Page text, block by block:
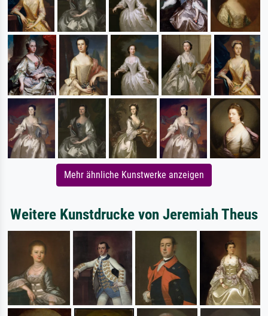
Mehr ähnliche Kunstwerke anzeigen
Weitere Kunstdrucke von Jeremiah Theus